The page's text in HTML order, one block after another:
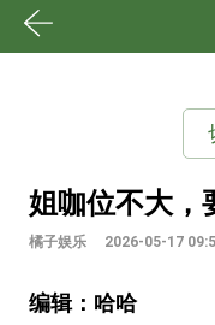
姐咖位不大，
橘子娱乐 2026-05-17
编辑：哈哈